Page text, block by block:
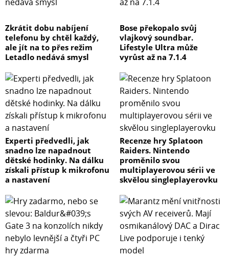
Zkrátit dobu nabíjení
telefonu by chtěl každý,
ale jít na to přes režim
Letadlo nedává smysl
Bose překopalo svůj
vlajkový soundbar.
Lifestyle Ultra může
vyrůst až na 7.1.4
Experti předvedli, jak
snadno lze napadnout
dětské hodinky. Na dálku
získali přístup k mikrofonu
a nastavení
Recenze hry Splatoon
Raiders. Nintendo
proměnilo svou
multiplayerovou sérii ve
skvělou singleplayerovku